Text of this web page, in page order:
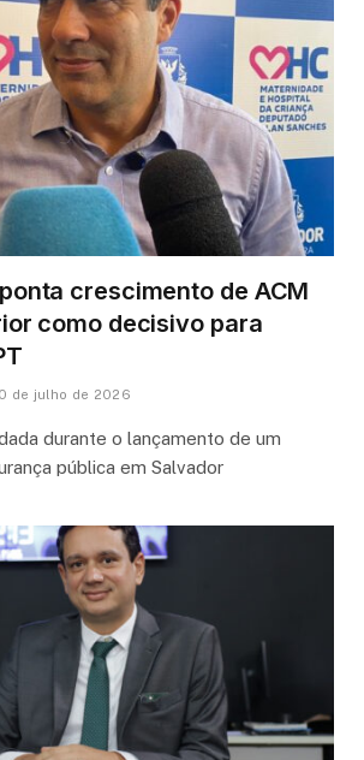
crescimento de ACM
como decisivo para
de julho de 2026
durante o lançamento de um
pública em Salvador